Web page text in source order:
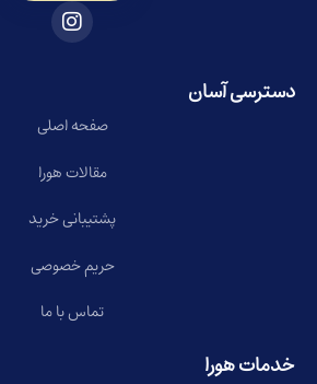
دسترسی آسان
صفحه اصلی
مقالات هورا
پشتیبانی خرید
حریم خصوصی
تماس با ما
خدمات هورا